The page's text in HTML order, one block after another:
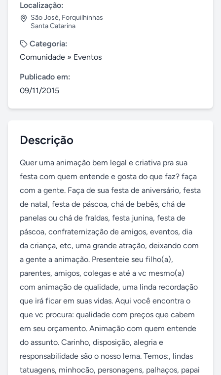
Localização:
São José, Forquilhinhas
Santa Catarina
Categoria:
Comunidade » Eventos
Publicado em:
09/11/2015
Descrição
Quer uma animação bem legal e criativa pra sua
festa com quem entende e gosta do que faz? faça
com a gente. Faça de sua festa de aniversário, festa
de natal, festa de páscoa, chá de bebês, chá de
panelas ou chá de fraldas, festa junina, festa de
páscoa, confraternização de amigos, eventos, dia
da criança, etc, uma grande atração, deixando com
a gente a animação. Presenteie seu filho(a),
parentes, amigos, colegas e até a vc mesmo(a)
com animação de qualidade, uma linda recordação
que irá ficar em suas vidas. Aqui você encontra o
que vc procura: qualidade com preços que cabem
em seu orçamento. Animação com quem entende
do assunto. Carinho, disposição, alegria e
responsabilidade são o nosso lema. Temos:, lindas
tatuagens, minhocão, personagens, palhaços, papai